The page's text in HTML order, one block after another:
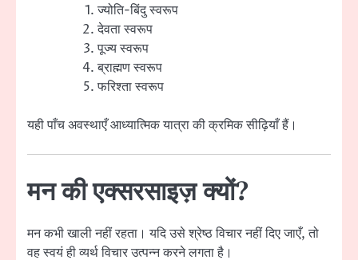
ज्योति-बिंदु स्वरूप
देवता स्वरूप
पूज्य स्वरूप
ब्राह्मण स्वरूप
फरिश्ता स्वरूप
यही पाँच अवस्थाएँ आध्यात्मिक यात्रा की क्रमिक सीढ़ियाँ हैं।
मन की एक्सरसाइज़ क्यों?
मन कभी खाली नहीं रहता। यदि उसे श्रेष्ठ विचार नहीं दिए जाएँ, तो
वह स्वयं ही व्यर्थ विचार उत्पन्न करने लगता है।